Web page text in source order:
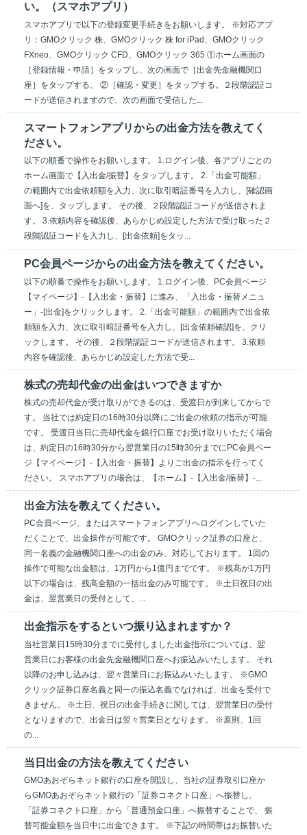
い。（スマホアプリ）
スマホアプリで以下の登録変更手続きをお願いします。 ※対応アプ
リ：GMOクリック 株、GMOクリック 株 for iPad、GMOクリック
FXneo、GMOクリック CFD、GMOクリック 365 ①ホーム画面の
［登録情報・申請］をタップし、次の画面で［出金先金融機関口
座］をタップする。 ②［確認・変更］をタップする。２段階認証コ
ードが送信されますので、次の画面で受信した...
スマートフォンアプリからの出金方法を教えてく
ださい。
以下の順番で操作をお願いします。 1.ログイン後、各アプリごとの
ホーム画面で【入出金/振替】をタップします。 2.「出金可能額」
の範囲内で出金依頼額を入力、次に取引暗証番号を入力し、[確認画
面へ]を、タップします。 その後、２段階認証コードが送信されま
す。 3.依頼内容を確認後、あらかじめ設定した方法で受け取った２
段階認証コードを入力し、[出金依頼]をタッ...
PC会員ページからの出金方法を教えてください。
以下の順番で操作をお願いします。 1.ログイン後、PC会員ページ
【マイページ】-【入出金・振替】に進み、「入出金・振替メニュ
ー」-[出金]をクリックします。 2.「出金可能額」の範囲内で出金依
頼額を入力、次に取引暗証番号を入力し、[出金依頼確認]を、クリ
ックします。 その後、２段階認証コードが送信されます。 3.依頼
内容を確認後、あらかじめ設定した方法で受...
株式の売却代金の出金はいつできますか
株式の売却代金が受け取りができるのは、受渡日が到来してからで
す。 当社では約定日の16時30分以降にご出金の依頼の指示が可能
です。 受渡日当日に売却代金を銀行口座でお受け取りいただく場合
は、約定日の16時30分から翌営業日の15時30分までにPC会員ペー
ジ【マイページ】-【入出金・振替】よりご出金の指示を行ってく
ださい。 スマホアプリの場合は、【ホーム】-【入出金/振替】-...
出金方法を教えてください。
PC会員ページ、またはスマートフォンアプリへログインしていた
だくことで、出金操作が可能です。 GMOクリック証券の口座と、
同一名義の金融機関口座への出金のみ、対応しております。 1回の
操作で可能な出金額は、1万円から1億円までです。 ※残高が1万円
以下の場合は、残高全額の一括出金のみ可能です。 ※土日祝日の出
金は、翌営業日の受付として、...
出金指示をするといつ振り込まれますか？
当社営業日15時30分までに受付しました出金指示については、翌
営業日にお客様の出金先金融機関口座へお振込みいたします。 それ
以降のお申し込みは、翌々営業日にお振込みいたします。 ※GMO
クリック証券口座名義と同一の振込名義でなければ、出金を受付で
きません。 ※土日、祝日の出金手続きに関しては、翌営業日の受付
となりますので、出金日は翌々営業日となります。 ※原則、1回
の...
当日出金の方法を教えてください
GMOあおぞらネット銀行の口座を開設し、当社の証券取引口座か
らGMOあおぞらネット銀行の「証券コネクト口座」へ振替し、
「証券コネクト口座」から「普通預金口座」へ振替することで、 振
替可能金額を当日中に出金できます。 ※下記の時間帯はお振替いた